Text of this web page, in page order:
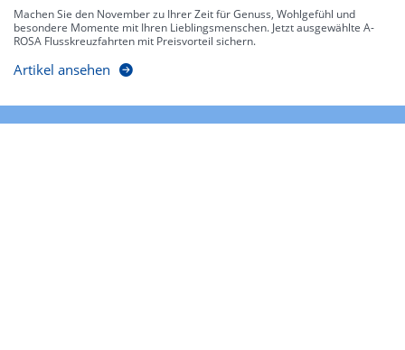
Machen Sie den November zu Ihrer Zeit für Genuss, Wohlgefühl und
besondere Momente mit Ihren Lieblingsmenschen. Jetzt ausgewählte A-
ROSA Flusskreuzfahrten mit Preisvorteil sichern.
Artikel ansehen